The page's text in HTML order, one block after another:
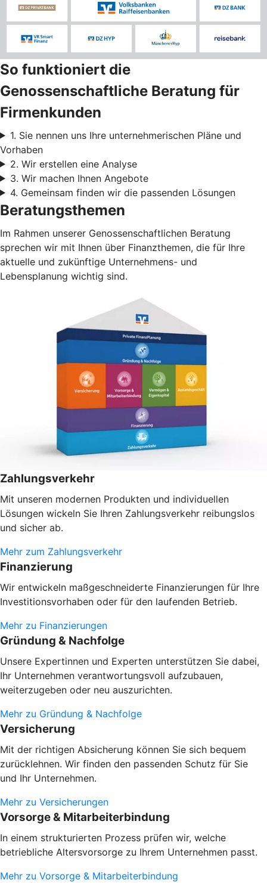
So funktioniert die
Genossenschaftliche Beratung für
Firmenkunden
1. Sie nennen uns Ihre unternehmerischen Pläne und
Vorhaben
2. Wir erstellen eine Analyse
3. Wir machen Ihnen Angebote
4. Gemeinsam finden wir die passenden Lösungen
Beratungsthemen
Im Rahmen unserer Genossenschaftlichen Beratung
sprechen wir mit Ihnen über Finanzthemen, die für Ihre
aktuelle und zukünftige Unternehmens- und
Lebensplanung wichtig sind.
Zahlungsverkehr
Mit unseren modernen Produkten und individuellen
Lösungen wickeln Sie Ihren Zahlungsverkehr reibungslos
und sicher ab.
Mehr zum Zahlungsverkehr
Finanzierung
Wir entwickeln maßgeschneiderte Finanzierungen für Ihre
Investitionsvorhaben oder für den laufenden Betrieb.
Mehr zu Finanzierungen
Gründung & Nachfolge
Unsere Expertinnen und Experten unterstützen Sie dabei,
Ihr Unternehmen verantwortungsvoll aufzubauen,
weiterzugeben oder neu auszurichten.
Mehr zu Gründung & Nachfolge
Versicherung
Mit der richtigen Absicherung können Sie sich bequem
zurücklehnen. Wir finden den passenden Schutz für Sie
und Ihr Unternehmen.
Mehr zu Versicherungen
Vorsorge & Mitarbeiterbindung
In einem strukturierten Prozess prüfen wir, welche
betriebliche Altersvorsorge zu Ihrem Unternehmen passt.
Mehr zu Vorsorge & Mitarbeiterbindung